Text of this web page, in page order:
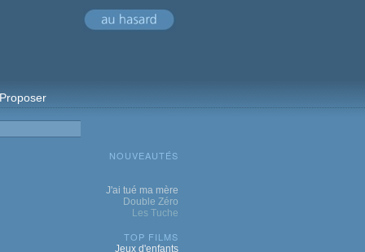
Proposer
NOUVEAUTÉS
J'ai tué ma mère
Double Zéro
Les Tuche
TOP FILMS
Jeux d'enfants